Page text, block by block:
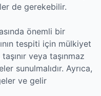
de gerekebilir.
önemli bir
tespiti için mülkiyet
veya taşınmaz
sunulmalıdır. Ayrıca,
ve gelir